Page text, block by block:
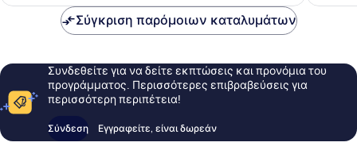
Σύγκριση παρόμοιων καταλυμάτων
Συνδεθείτε για να δείτε εκπτώσεις και προνόμια του
προγράμματος. Περισσότερες επιβραβεύσεις για
περισσότερη περιπέτεια!
Σύνδεση Εγγραφείτε, είναι δωρεάν